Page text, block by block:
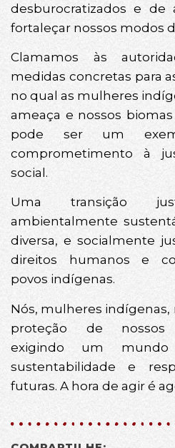
desburocratizados e de
fortaleçar nossos modos
Clamamos às
medidas concretas para
no qual as mulheres
ameaça e nossos
pode ser um
comprometimento à
social.
Uma transição
ambientalmente
diversa, e socialmente
direitos humanos e
povos indígenas.
Nós, mulheres
proteção de nossos
exigindo um
sustentabilidade e
futuras. A hora de agir é